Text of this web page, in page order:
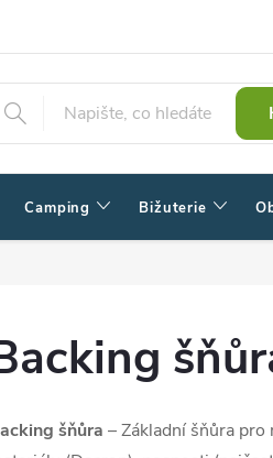
Camping Bižuterie
šňůra – Základní šňůra